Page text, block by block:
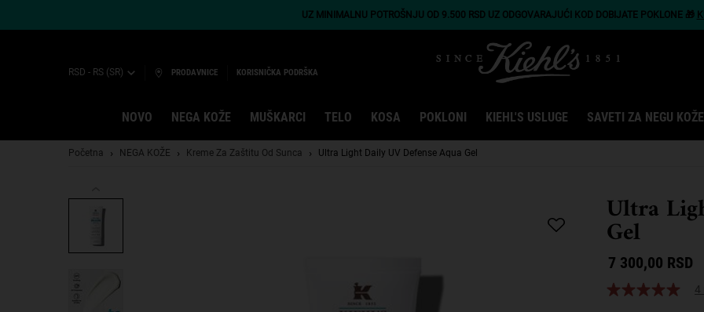
UZ MINIMALNU POTROŠNJU OD 9.500 RSD UZ ODGOVARAJUĆI KOD DOBIJATE POKLONE 🎁
RSD - RS (SR) PRODAVNICE KORISNIČKA PODRŠKA
NOVO NEGA KOŽE MUŠKARCI TELO KOSA POKLONI KIEHL'S USLUGE SAVETI ZA NEGU KOŽE
Početna NEGA KOŽE Kreme Za Zaštitu Od Sunca Ultra Light Daily UV Defense Aqua Gel
Ultra
Gel
7 300,00 RSD
4